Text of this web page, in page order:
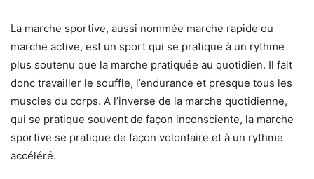
La marche sportive, aussi nommée marche rapide ou
marche active, est un sport qui se pratique à un rythme
plus soutenu que la marche pratiquée au quotidien. Il fait
donc travailler le souffle, l’endurance et presque tous les
muscles du corps. A l’inverse de la marche quotidienne,
qui se pratique souvent de façon inconsciente, la marche
sportive se pratique de façon volontaire et à un rythme
accéléré.